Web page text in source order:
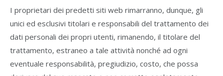
I proprietari dei predetti siti web rimarranno, dunque, gli
unici ed esclusivi titolari e responsabili del trattamento dei
dati personali dei propri utenti, rimanendo, il titolare del
trattamento, estraneo a tale attività nonché ad ogni
eventuale responsabilità, pregiudizio, costo, che possa